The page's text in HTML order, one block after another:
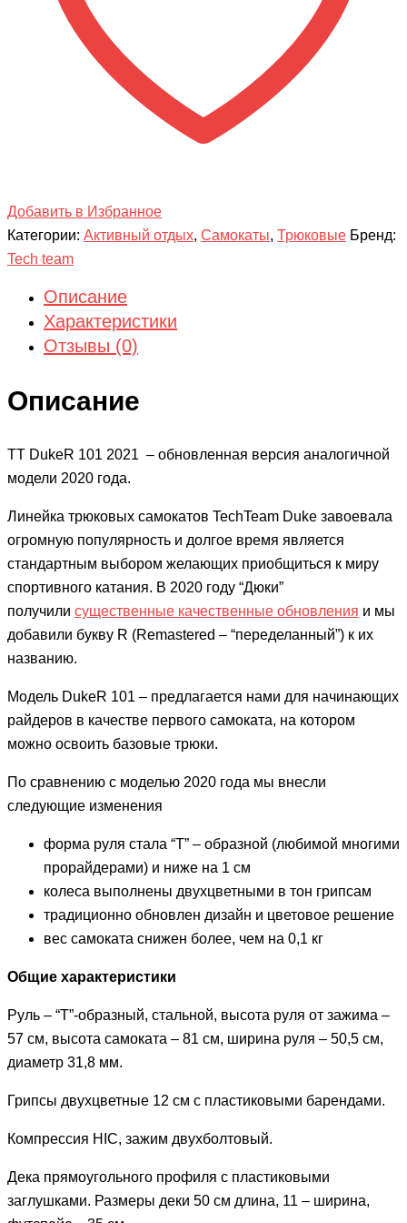
Добавить в Избранное
Категории: Активный отдых, Самокаты, Трюковые Бренд:
Tech team
Описание
Характеристики
Отзывы (0)
Описание
TT DukeR 101 2021 – обновленная версия аналогичной
модели 2020 года.
Линейка трюковых самокатов TechTeam Duke завоевала
огромную популярность и долгое время является
стандартным выбором желающих приобщиться к миру
спортивного катания. В 2020 году “Дюки”
получили существенные качественные обновления и мы
добавили букву R (Remastered – “переделанный”) к их
названию.
Модель DukeR 101 – предлагается нами для начинающих
райдеров в качестве первого самоката, на котором
можно освоить базовые трюки.
По сравнению с моделью 2020 года мы внесли
следующие изменения
форма руля стала “Т” – образной (любимой многими
прорайдерами) и ниже на 1 см
колеса выполнены двухцветными в тон грипсам
традиционно обновлен дизайн и цветовое решение
вес самоката снижен более, чем на 0,1 кг
Общие характеристики
Руль – “T”-образный, стальной, высота руля от зажима –
57 см, высота самоката – 81 см, ширина руля – 50,5 см,
диаметр 31,8 мм.
Грипсы двухцветные 12 см с пластиковыми барендами.
Компрессия HIC, зажим двухболтовый.
Дека прямоугольного профиля с пластиковыми
заглушками. Размеры деки 50 см длина, 11 – ширина,